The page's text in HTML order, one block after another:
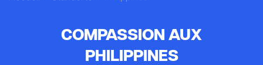
COMPASSION AUX
PHILIPPINES